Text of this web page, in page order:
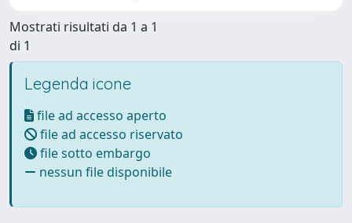
Mostrati risultati da 1 a 1
di 1
Legenda icone
file ad accesso aperto
file ad accesso riservato
file sotto embargo
nessun file disponibile